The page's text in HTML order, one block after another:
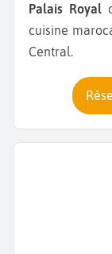
Palais Royal
cuisine
Central.